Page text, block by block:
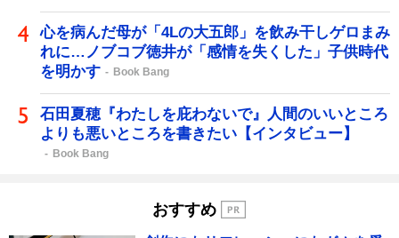
心を病んだ母が「4Lの大五郎」を飲み干しゲロまみ
れに…ノブコブ徳井が「感情を失くした」子供時代
を明かす
Book Bang
石田夏穂『わたしを庇わないで』人間のいいところ
よりも悪いところを書きたい【インタビュー】
Book Bang
おすすめ